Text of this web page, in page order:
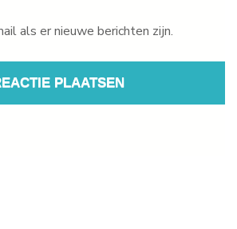
als er nieuwe berichten zijn.